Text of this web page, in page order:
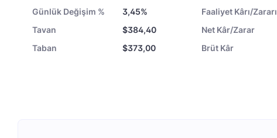
Günlük Değişim %
3,45% Faaliyet Kârı/Zararı
Tavan
$384,40 Net Kâr/Zarar
Taban
$373,00 Brüt Kâr